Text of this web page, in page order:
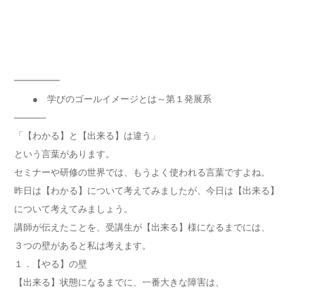
━━━━━
● 学びのゴールイメージとは～第１発展系
─────
「【わかる】と【出来る】は違う」
という言葉があります。
セミナーや研修の世界では、もうよく使われる言葉ですよね。
昨日は【わかる】について考えてみましたが、今日は【出来る】
について考えてみましょう。
講師が伝えたことを、受講生が【出来る】様になるまでには、
３つの壁があると私は考えます。
１．【やる】の壁
【出来る】状態になるまでに、一番大きな障害は、